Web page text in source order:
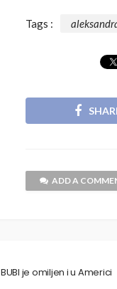
Tags :
ADD A
BUBI je omiljen i u Americi